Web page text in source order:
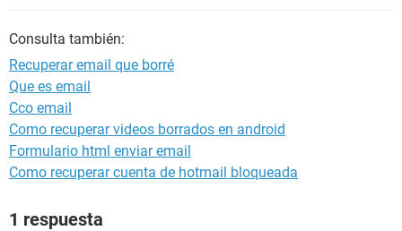
Consulta también:
Recuperar email que borré
Que es email
Cco email
Como recuperar videos borrados en android
Formulario html enviar email
Como recuperar cuenta de hotmail bloqueada
1 respuesta